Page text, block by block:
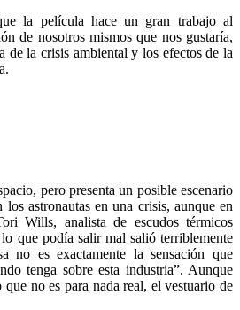
la película hace un gran trabajo al
de nosotros mismos que nos gustaría,
de la crisis ambiental y los efectos de la
pero presenta un posible escenario
astronautas en una crisis, aunque en
Wills, analista de escudos térmicos
que podía salir mal salió terriblemente
no es exactamente la sensación que
tenga sobre esta industria”. Aunque
no es para nada real, el vestuario de